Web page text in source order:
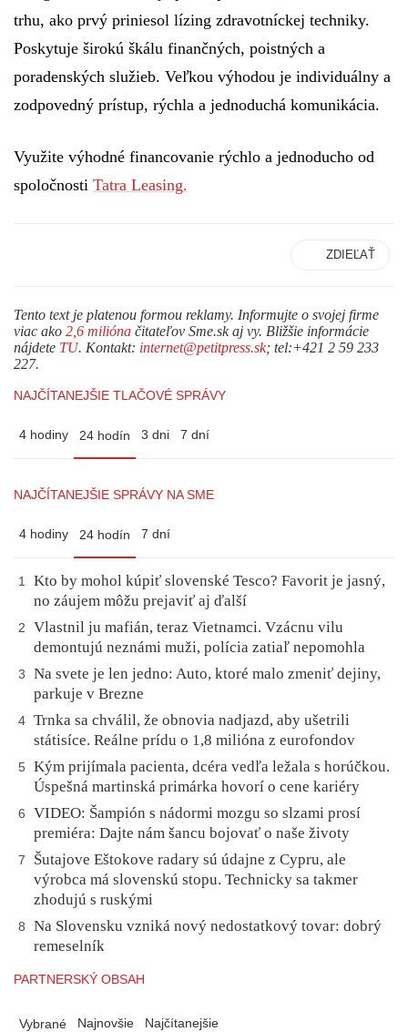
trhu, ako prvý priniesol lízing zdravotníckej techniky.
Poskytuje širokú škálu finančných, poistných a
poradenských služieb. Veľkou výhodou je individuálny a
zodpovedný prístup, rýchla a jednoduchá komunikácia.
Využite výhodné financovanie rýchlo a jednoducho od
spoločnosti Tatra Leasing.
ZDIEĽAŤ
Tento text je platenou formou reklamy. Informujte o svojej firme
viac ako 2,6 milióna čitateľov Sme.sk aj vy. Bližšie informácie
nájdete TU. Kontakt: internet@petitpress.sk; tel:+421 2 59 233
227.
NAJČÍTANEJŠIE TLAČOVÉ SPRÁVY
4 hodiny 24 hodín 3 dni 7 dní
NAJČÍTANEJŠIE SPRÁVY NA SME
4 hodiny 24 hodín 7 dní
1
Kto by mohol kúpiť slovenské Tesco? Favorit je jasný,
no záujem môžu prejaviť aj ďalší
2
Vlastnil ju mafián, teraz Vietnamci. Vzácnu vilu
demontujú neznámi muži, polícia zatiaľ nepomohla
3
Na svete je len jedno: Auto, ktoré malo zmeniť dejiny,
parkuje v Brezne
4 Trnka sa chválil, že obnovia nadjazd, aby ušetrili
státisíce. Reálne prídu o 1,8 milióna z eurofondov
5
Kým prijímala pacienta, dcéra vedľa ležala s horúčkou.
Úspešná martinská primárka hovorí o cene kariéry
6
VIDEO: Šampión s nádormi mozgu so slzami prosí
premiéra: Dajte nám šancu bojovať o naše životy
7
Šutajove Eštokove radary sú údajne z Cypru, ale
výrobca má slovenskú stopu. Technicky sa takmer
zhodujú s ruskými
8
Na Slovensku vzniká nový nedostatkový tovar: dobrý
remeselník
PARTNERSKÝ OBSAH
Vybrané Najnovšie Najčítanejšie